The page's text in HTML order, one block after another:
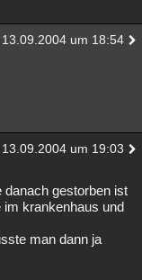
13.09.2004 um 18:54
13.09.2004 um 19:03
danach gestorben ist
im krankenhaus und
man dann ja